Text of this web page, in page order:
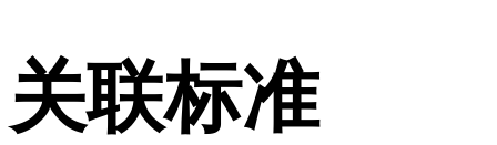
关联标准